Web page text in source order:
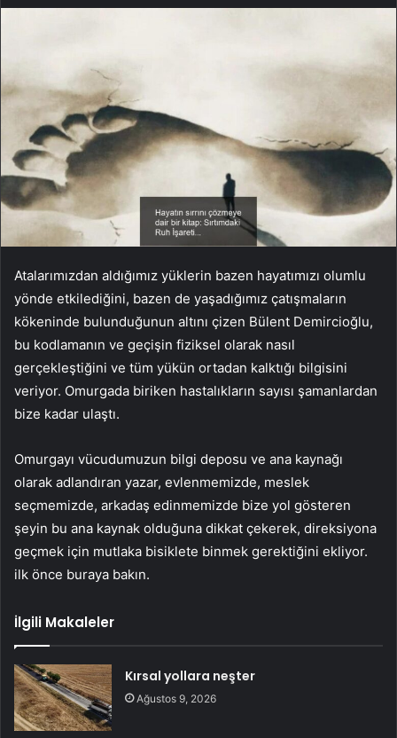
Atalarımızdan aldığımız yüklerin bazen hayatımızı olumlu
yönde etkilediğini, bazen de yaşadığımız çatışmaların
kökeninde bulunduğunun altını çizen Bülent Demircioğlu,
bu kodlamanın ve geçişin fiziksel olarak nasıl
gerçekleştiğini ve tüm yükün ortadan kalktığı bilgisini
veriyor. Omurgada biriken hastalıkların sayısı şamanlardan
bize kadar ulaştı.
Omurgayı vücudumuzun bilgi deposu ve ana kaynağı
olarak adlandıran yazar, evlenmemizde, meslek
seçmemizde, arkadaş edinmemizde bize yol gösteren
şeyin bu ana kaynak olduğuna dikkat çekerek, direksiyona
geçmek için mutlaka bisiklete binmek gerektiğini ekliyor.
ilk önce buraya bakın.
İlgili Makaleler
Kırsal yollara neşter
Ağustos 9, 2026